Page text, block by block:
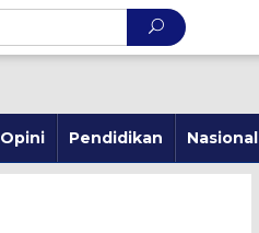
Opini Pendidikan Nasional